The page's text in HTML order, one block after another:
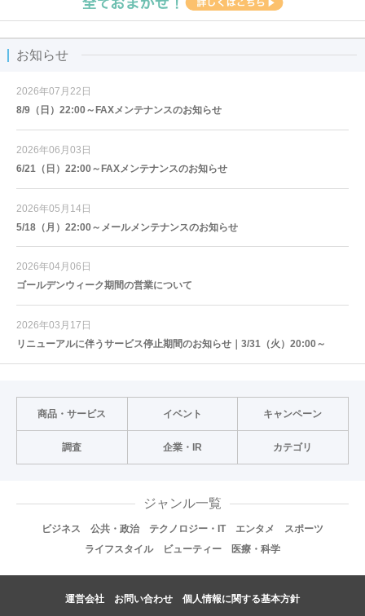
お知らせ
2026年07月22日
8/9（日）22:00～FAXメンテナンスのお知らせ
2026年06月03日
6/21（日）22:00～FAXメンテナンスのお知らせ
2026年05月14日
5/18（月）22:00～メールメンテナンスのお知らせ
2026年04月06日
ゴールデンウィーク期間の営業について
2026年03月17日
リニューアルに伴うサービス停止期間のお知らせ｜3/31（火）20:00～
商品・サービス イベント キャンペーン
調査 企業・IR カテゴリ
ジャンル一覧
ビジネス 公共・政治 テクノロジー・IT エンタメ
スポーツ
ライフスタイル
ビューティー 医療・科学
運営会社 お問い合わせ 個人情報に関する基本方針